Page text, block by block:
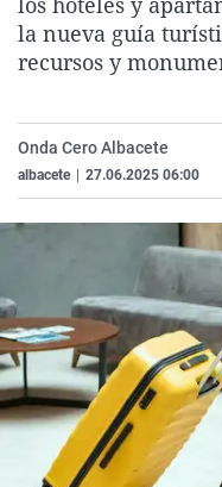
la nueva guía
recursos y
Onda Cero Albacete
albacete 27.06.2025 06:00